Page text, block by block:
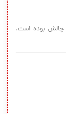
چالش بوده است.